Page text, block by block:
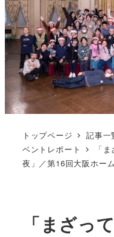
トップページ 記事一
ベントレポート
「
夜」／第16回大阪ホー
「まざっ